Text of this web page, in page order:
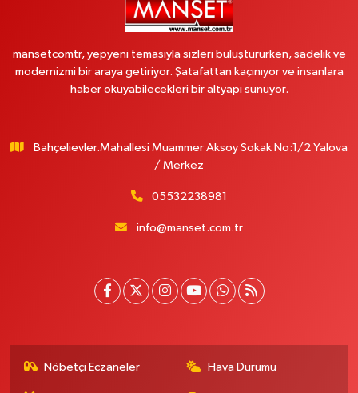
mansetcomtr, yepyeni temasıyla sizleri buluştururken, sadelik ve
modernizmi bir araya getiriyor. Şatafattan kaçınıyor ve insanlara
haber okuyabilecekleri bir altyapı sunuyor.
Bahçelievler.Mahallesi Muammer Aksoy Sokak No:1/2 Yalova
/ Merkez
05532238981
info@manset.com.tr
Nöbetçi Eczaneler Hava Durumu